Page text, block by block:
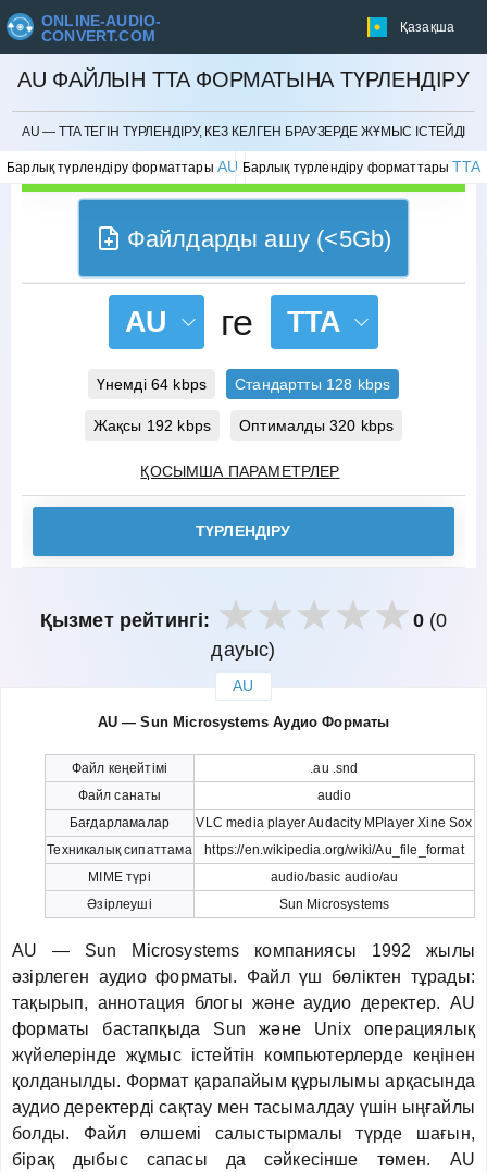
ONLINE-AUDIO-
CONVERT.COM
Қазақша
AU ФАЙЛЫН TTA ФОРМАТЫНА ТҮРЛЕНДІРУ
AU — TTA ТЕГІН ТҮРЛЕНДІРУ, КЕЗ КЕЛГЕН БРАУЗЕРДЕ ЖҰМЫС ІСТЕЙДІ
Барлық түрлендіру форматтары AU Барлық түрлендіру форматтарыTTA
БОЛДЫРМАУ
Файлдарды ашу (<5Gb)
AU ге TTA
Үнемді 64 kbps Стандартты 128 kbps
Жақсы 192 kbps Оптималды 320 kbps
ҚОСЫМША ПАРАМЕТРЛЕР
ТҮРЛЕНДІРУ
Қызмет рейтингі: 0(0
дауыс)
AU
AU — Sun Microsystems Аудио Форматы
Файл кеңейтімі
.au .snd
Файл санаты
audio
Бағдарламалар
VLC media player Audacity MPlayer Xine Sox
Техникалық сипаттама
https://en.wikipedia.org/wiki/Au_file_format
MIME түрі
audio/basic audio/au
Әзірлеуші
Sun Microsystems
AU — Sun Microsystems компаниясы 1992 жылы
әзірлеген аудио форматы. Файл үш бөліктен тұрады:
тақырып, аннотация блогы және аудио деректер. AU
форматы бастапқыда Sun және Unix операциялық
жүйелерінде жұмыс істейтін компьютерлерде кеңінен
қолданылды. Формат қарапайым құрылымы арқасында
аудио деректерді сақтау мен тасымалдау үшін ыңғайлы
болды. Файл өлшемі салыстырмалы түрде шағын,
бірақ дыбыс сапасы да сәйкесінше төмен. AU